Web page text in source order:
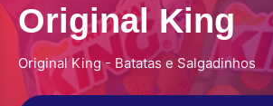
Original King
Original King - Batatas e Salgadinhos